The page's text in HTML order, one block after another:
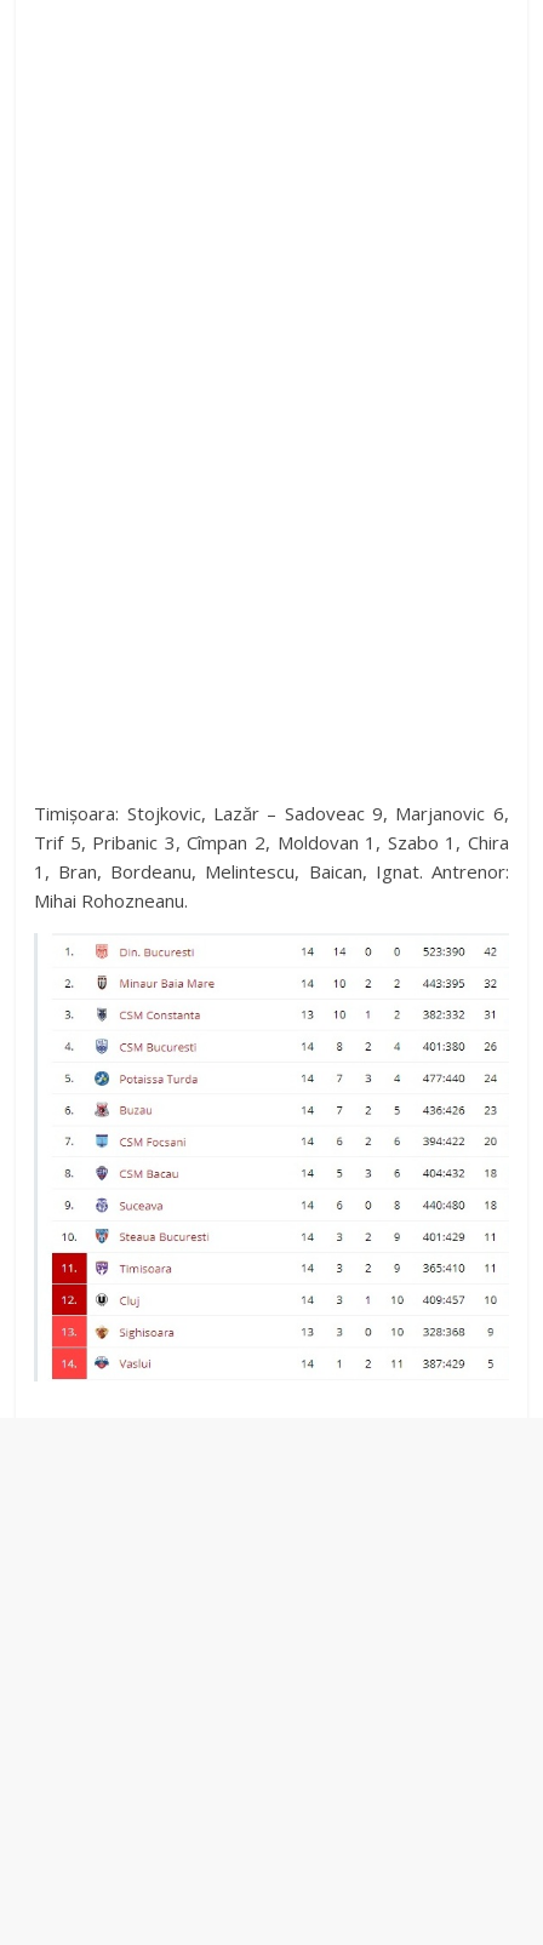
Timișoara: Stojkovic, Lazăr – Sadoveac 9, Marjanovic 6,
Trif 5, Pribanic 3, Cîmpan 2, Moldovan 1, Szabo 1, Chira
1, Bran, Bordeanu, Melintescu, Baican, Ignat. Antrenor:
Mihai Rohozneanu.